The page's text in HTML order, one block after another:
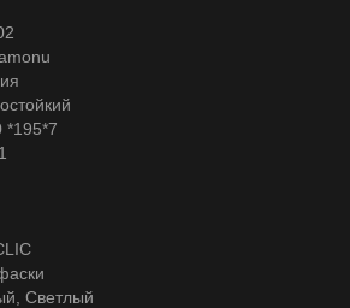
*195*7
Светлый